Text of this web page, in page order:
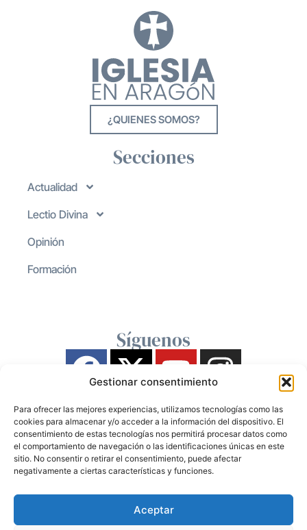
Gestionar consentimiento
Para ofrecer las mejores experiencias, utilizamos tecnologías como las
cookies para almacenar y/o acceder a la información del dispositivo. El
consentimiento de estas tecnologías nos permitirá procesar datos como
el comportamiento de navegación o las identificaciones únicas en este
sitio. No consentir o retirar el consentimiento, puede afectar
negativamente a ciertas características y funciones.
Aceptar
¿QUIENES SOMOS?
Secciones
Actualidad
Lectio Divina
Opinión
Formación
Síguenos